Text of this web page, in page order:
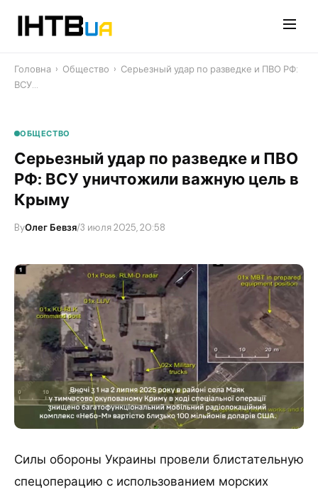
Головна › Общество › Серьезный удар по разведке и ПВО РФ:
ВСУ…
ОБЩЕСТВО
Серьезный удар по разведке и ПВО
РФ: ВСУ уничтожили важную цель в
Крыму
ByОлег Бевзя/3 июля 2025, 20:58
Силы обороны Украины провели блистательную
спецоперацию с использованием морских